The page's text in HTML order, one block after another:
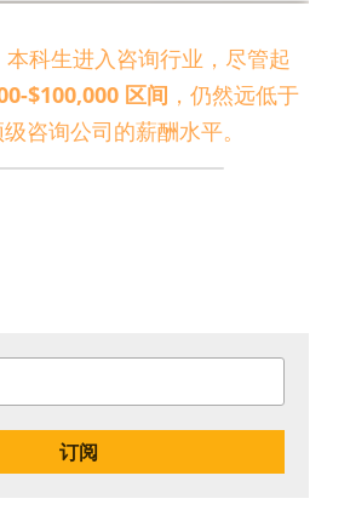
本科生进入咨询行业，尽管起
$100,000 区间 ，仍然远低于
咨询公司的薪酬水平。
订阅